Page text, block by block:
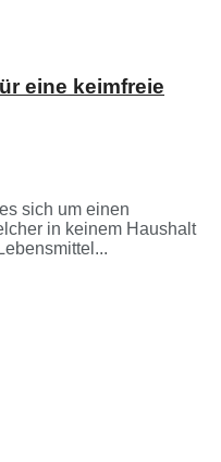
eine keimfreie
sich um einen
in keinem Haushalt